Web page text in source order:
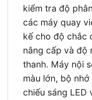
kiểm tra độ
các máy quay
kế cho độ chắc
nâng cấp và độ
thanh. Máy nội
màu lớn, bộ
chiếu sáng LED